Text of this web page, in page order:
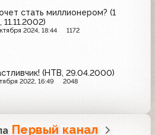
стать миллионером? (1
11.11.2002)
2024, 18:44 1172
(НТВ, 29.04.2000)
2022, 16:49 2048
Первый канал